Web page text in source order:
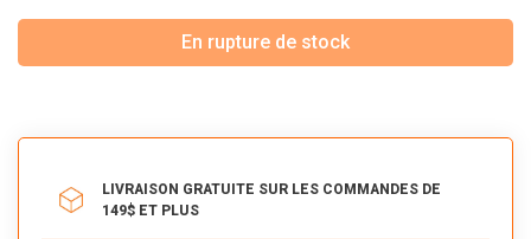
En rupture de stock
LIVRAISON GRATUITE SUR LES COMMANDES DE
149$ ET PLUS